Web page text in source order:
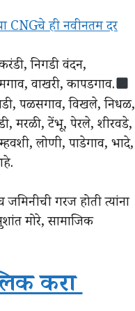
ही नवीनतम दर
निगडी वंदन,
वाखरी, कापडगाव.
पळसगाव, विखले, निधळ,
मरळी, टेंभू, पेरले, शीरवडे,
लोणी, पाडेगाव, भादे,
जमिनीची गरज होती त्यांना
मोरे, सामाजिक
करा